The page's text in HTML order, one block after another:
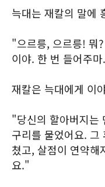
늑대는 재칼의 말에
"으르릉, 으르릉! 뭐
이야. 한 번 들어주
재칼은 늑대에게 이
"당신의 할아버지는
구리를 물었어요. 그
쳤고, 살점이 연약해
요."